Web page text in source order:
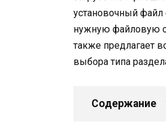
установочный файл
нужную файловую
также предлагает
выбора типа
Содержание